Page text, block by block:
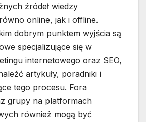
źródeł wiedzy
online, jak i offline.
dobrym punktem wyjścia są
specjalizujące się w
internetowego oraz SEO,
artykuły, poradniki i
tego procesu. Fora
grupy na platformach
również mogą być